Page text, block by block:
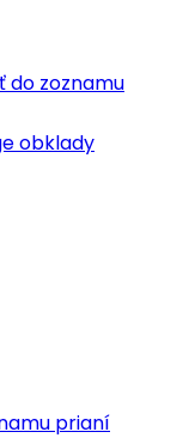
do zoznamu
obklady
prianí